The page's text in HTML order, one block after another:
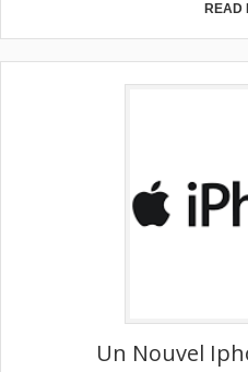
READ
Un Nouvel